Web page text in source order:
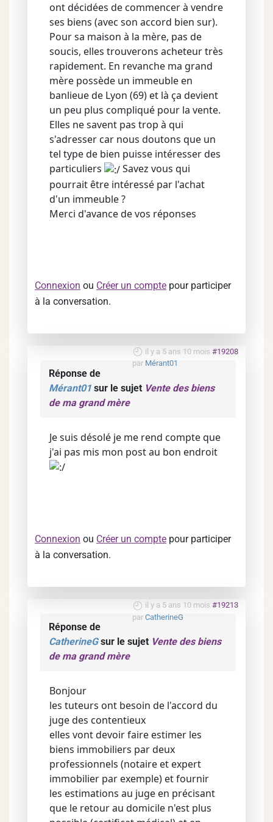
ont décidées de commencer à vendre
ses biens (avec son accord bien sur).
Pour sa maison à la mère, pas de
soucis, elles trouverons acheteur très
rapidement. En revanche ma grand
mère possède un immeuble en
banlieue de Lyon (69) et là ça devient
un peu plus compliqué pour la vente.
Elles ne savent pas trop à qui
s'adresser car nous doutons que un
tel type de bien puisse intéresser des
particuliers
Savez vous qui
pourrait être intéressé par l'achat
d'un immeuble ?
Merci d'avance de vos réponses
Connexion ou Créer un compte pour participer
à la conversation.
il y a 5 ans 10 mois #19208
par Mérant01
Réponse de
Mérant01 sur le sujet Vente des biens
de ma grand mère
Je suis désolé je me rend compte que
j'ai pas mis mon post au bon endroit
Connexion ou Créer un compte pour participer
à la conversation.
il y a 5 ans 10 mois #19213
par CatherineG
Réponse de
CatherineGsur le sujet Vente des biens
de ma grand mère
Bonjour
les tuteurs ont besoin de l'accord du
juge des contentieux
elles vont devoir faire estimer les
biens immobiliers par deux
professionnels (notaire et expert
immobilier par exemple) et fournir
les estimations au juge en précisant
que le retour au domicile n'est plus